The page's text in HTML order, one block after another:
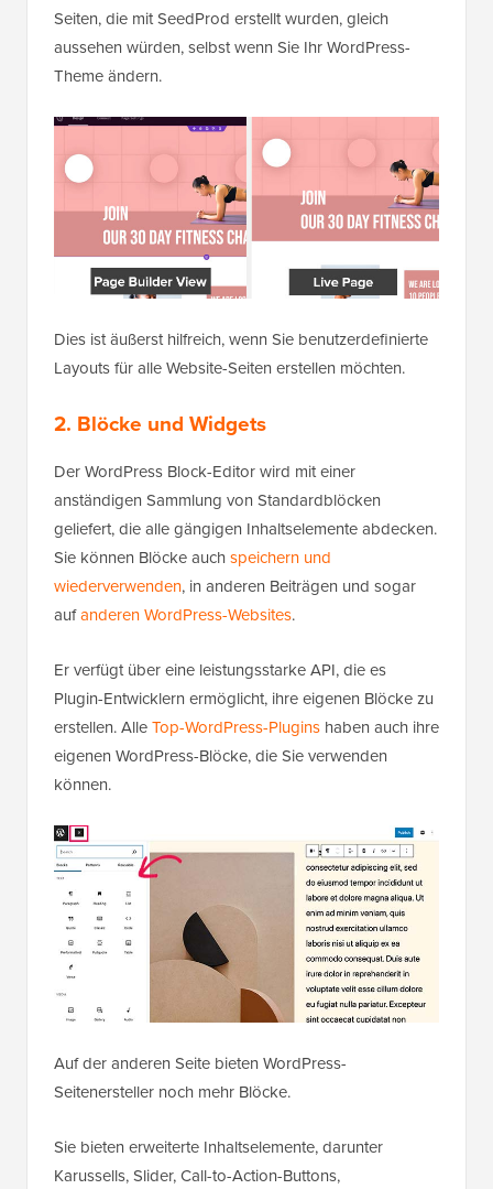
Seiten, die mit SeedProd erstellt wurden, gleich
aussehen würden, selbst wenn Sie Ihr WordPress-
Theme ändern.
Dies ist äußerst hilfreich, wenn Sie benutzerdefinierte
Layouts für alle Website-Seiten erstellen möchten.
2. Blöcke und Widgets
Der WordPress Block-Editor wird mit einer
anständigen Sammlung von Standardblöcken
geliefert, die alle gängigen Inhaltselemente abdecken.
Sie können Blöcke auchspeichern und
wiederverwenden, in anderen Beiträgen und sogar
aufanderen WordPress-Websites.
Er verfügt über eine leistungsstarke API, die es
Plugin-Entwicklern ermöglicht, ihre eigenen Blöcke zu
erstellen. AlleTop-WordPress-Plugins haben auch ihre
eigenen WordPress-Blöcke, die Sie verwenden
können.
Auf der anderen Seite bieten WordPress-
Seitenersteller noch mehr Blöcke.
Sie bieten erweiterte Inhaltselemente, darunter
Karussells, Slider, Call-to-Action-Buttons,